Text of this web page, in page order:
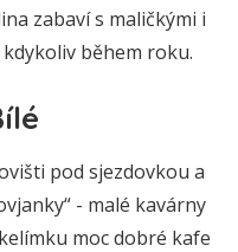
zabaví s maličkými i
během roku.
pod sjezdovkou a
- malé kavárny
moc dobré kafe